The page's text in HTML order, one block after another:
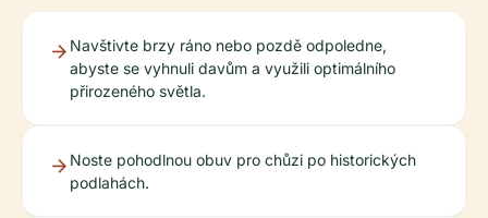
Navštivte brzy ráno nebo pozdě odpoledne,
abyste se vyhnuli davům a využili optimálního
přirozeného světla.
Noste pohodlnou obuv pro chůzi po historických
podlahách.